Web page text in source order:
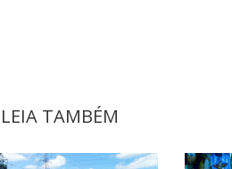
LEIA TAMBÉM